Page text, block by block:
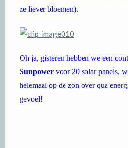
ze liever bloemen).
Oh ja, gisteren hebben we een
Sunpower voor 20 solar panels,
helemaal op de zon over qua
gevoel!